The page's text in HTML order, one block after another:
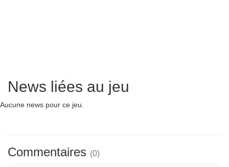
News liées au jeu
Aucune news pour ce jeu.
Commentaires (0)